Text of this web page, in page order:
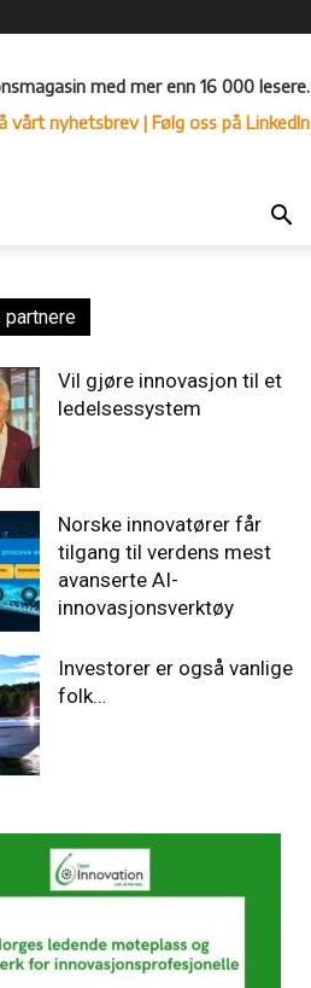
med mer enn 16 000 lesere.
vårt nyhetsbrev| Følg oss på LinkedIn
partnere
Vil gjøre innovasjon til et
ledelsessystem
Norske innovatører får
tilgang til verdens mest
avanserte AI-
innovasjonsverktøy
Investorer er også vanlige
folk…